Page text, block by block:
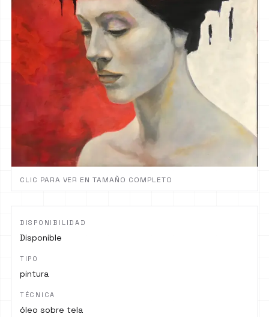
CLIC PARA VER EN TAMAÑO COMPLETO
DISPONIBILIDAD
Disponible
TIPO
pintura
TÉCNICA
óleo sobre tela